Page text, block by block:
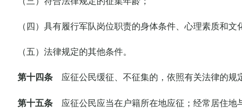
（四）具有履行军队岗位职责的身体条件、心理素质和文
（五）法律规定的其他条件。
第十四条 应征公民缓征、不征集的，依照有关法律的规
第十五条 应征公民应当在户籍所在地应征；经常居住地